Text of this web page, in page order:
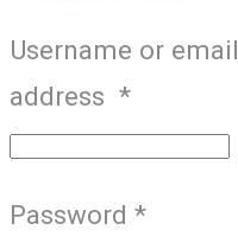
Username or email
address *
Password *